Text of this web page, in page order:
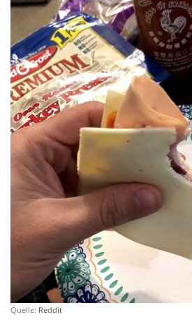
Quelle: Reddit